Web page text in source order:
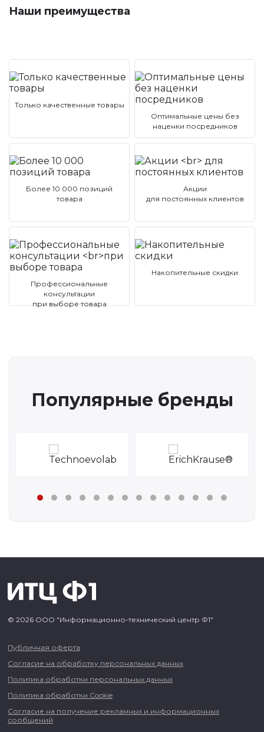
Наши преимущества
Только качественные товары
Оптимальные цены без
наценки посредников
Более 10 000 позиций
товара
Акции
для постоянных клиентов
Профессиональные
консультации
при выборе товара
Накопительные скидки
Популярные бренды
© 2026 ООО "Информационно-технический центр Ф1"
Публичная оферта
Согласие на обработку персональных данных
Политика обработки персональных данных
Политика обработки Cookie
Согласие на получение рекламных и информационных
сообщений